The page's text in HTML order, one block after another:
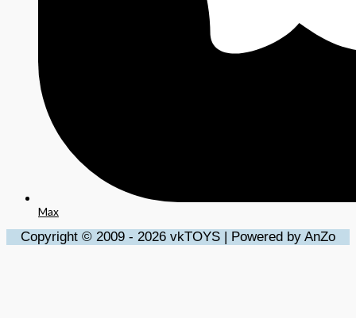
Max
Copyright © 2009 - 2026 vkTOYS | Powered by AnZo